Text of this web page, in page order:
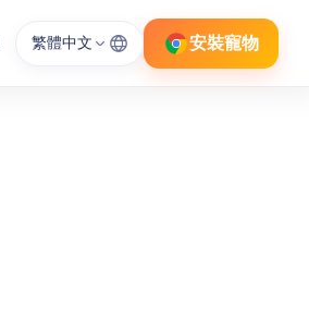
繁體中文 安裝寵物